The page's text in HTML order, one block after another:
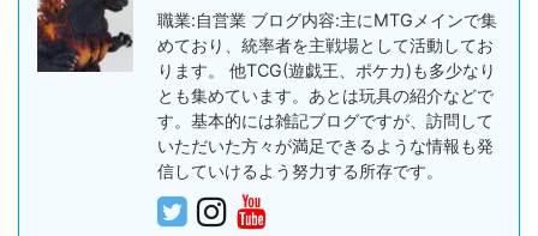
職業:自営業 ブログ内容:主にMTGメインで集
めており、統率者を主戦場として活動してお
ります。 他TCG(遊戯王、ポケカ)も多少なり
とも集めています。あとは玩具の紹介などで
す。基本的には雑記ブログですが、訪問して
いただいた方々が満足できるような情報も発
信していけるよう努力する所存です。